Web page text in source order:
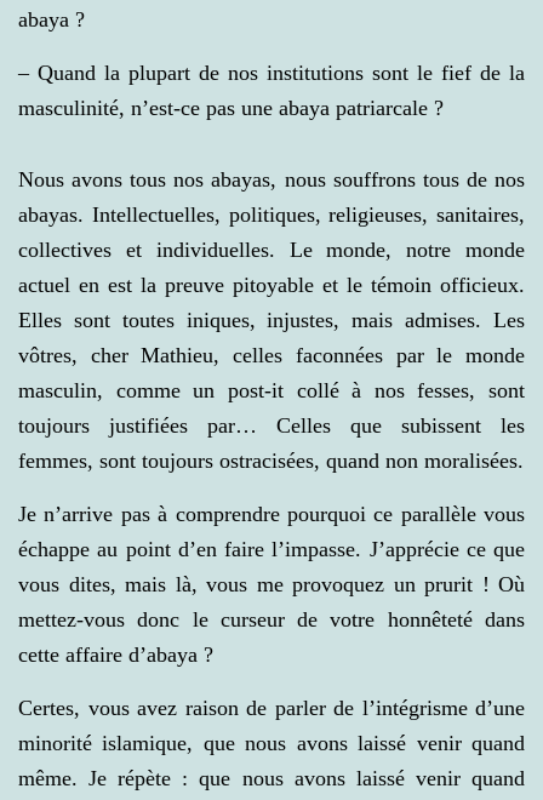
abaya ?
– Quand la plupart de nos institutions sont le fief de la
masculinité, n’est-ce pas une abaya patriarcale ?
Nous avons tous nos abayas, nous souffrons tous de nos
abayas. Intellectuelles, politiques, religieuses, sanitaires,
collectives et individuelles. Le monde, notre monde
actuel en est la preuve pitoyable et le témoin officieux.
Elles sont toutes iniques, injustes, mais admises. Les
vôtres, cher Mathieu, celles faconnées par le monde
masculin, comme un post-it collé à nos fesses, sont
toujours justifiées par… Celles que subissent les
femmes, sont toujours ostracisées, quand non moralisées.
Je n’arrive pas à comprendre pourquoi ce parallèle vous
échappe au point d’en faire l’impasse. J’apprécie ce que
vous dites, mais là, vous me provoquez un prurit ! Où
mettez-vous donc le curseur de votre honnêteté dans
cette affaire d’abaya ?
Certes, vous avez raison de parler de l’intégrisme d’une
minorité islamique, que nous avons laissé venir quand
même. Je répète : que nous avons laissé venir quand